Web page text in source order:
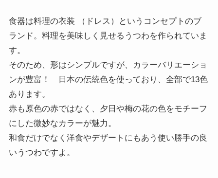
食器は料理の衣装 （ドレス）というコンセプトのブ
ランド。料理を美味しく見せるうつわを作られていま
す。
そのため、形はシンプルですが、カラーバリエーショ
ンが豊富！ 日本の伝統色を使っており、全部で13色
あります。
赤も原色の赤ではなく、夕日や梅の花の色をモチーフ
にした微妙なカラーが魅力。
和食だけでなく洋食やデザートにもあう使い勝手の良
いうつわですよ。